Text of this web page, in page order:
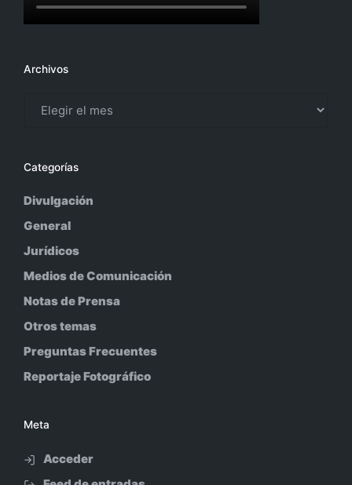
Archivos
Categorías
Divulgación
General
Jurídicos
Medios de Comunicación
Notas de Prensa
Otros temas
Preguntas Frecuentes
Reportaje Fotográfico
Meta
Acceder